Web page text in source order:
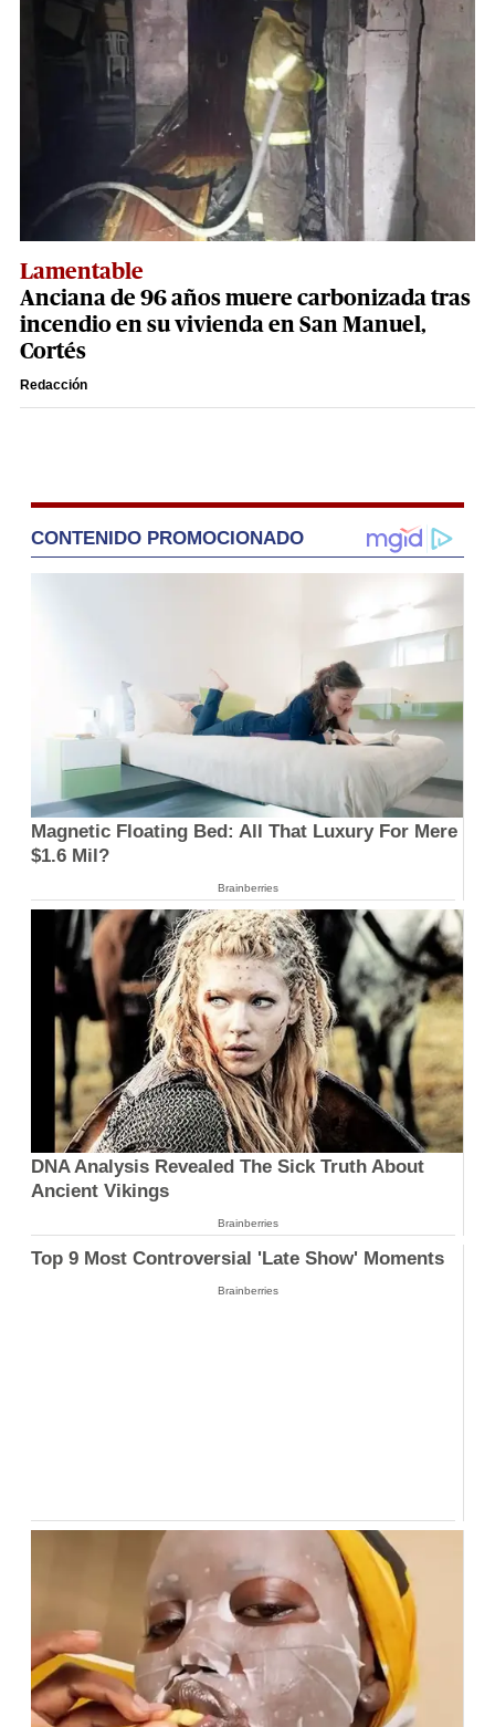
Lamentable
Anciana de 96 años muere carbonizada tras
incendio en su vivienda en San Manuel,
Cortés
Redacción
CONTENIDO PROMOCIONADO
Magnetic Floating Bed: All That Luxury For Mere
$1.6 Mil?
Brainberries
DNA Analysis Revealed The Sick Truth About
Ancient Vikings
Brainberries
Top 9 Most Controversial 'Late Show' Moments
Brainberries